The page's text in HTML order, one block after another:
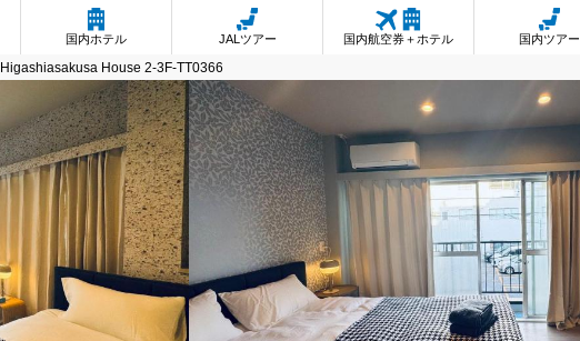
国内ホテル JALツアー 国内航空券＋ホテル 国内ツアー
Higashiasakusa House 2-3F-TT0366